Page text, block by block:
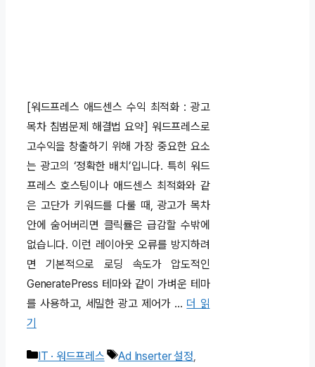
[워드프레스 애드센스 수익 최적화 : 광고
목차 침범문제 해결법 요약] 워드프레스로
고수익을 창출하기 위해 가장 중요한 요소
는 광고의 ‘정확한 배치’입니다. 특히 워드
프레스 호스팅이나 애드센스 최적화와 같
은 고단가 키워드를 다룰 때, 광고가 목차
안에 숨어버리면 클릭률은 급감할 수밖에
없습니다. 이런 레이아웃 오류를 방지하려
면 기본적으로 로딩 속도가 압도적인
GeneratePress 테마와 같이 가벼운 테마
를 사용하고, 세밀한 광고 제어가 … 더 읽
기
카
IT · 워드프레스
태
Ad Inserter 설정